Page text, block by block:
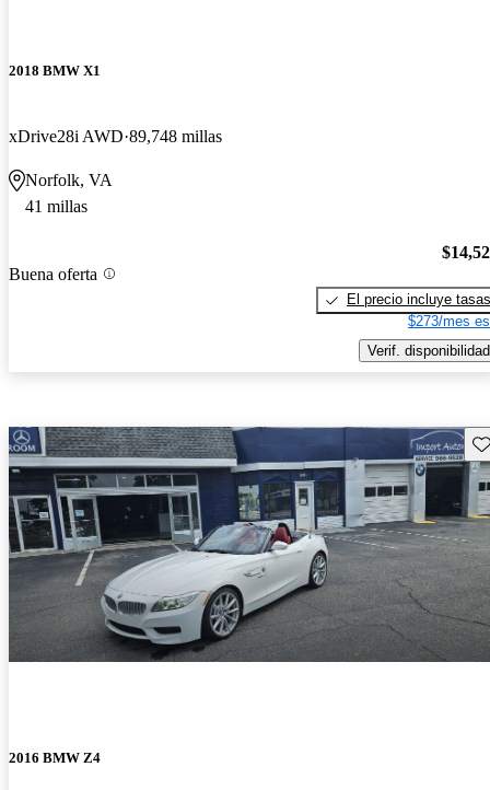
2018 BMW X1
xDrive28i AWD 89,748 millas
Norfolk, VA
41 millas
Buena oferta
El precio incluye tasas
$273/mes
Verif. disponibilidad
2016 BMW Z4